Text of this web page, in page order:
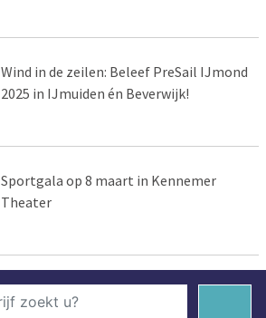
Wind in de zeilen: Beleef PreSail IJmond
2025 in IJmuiden én Beverwijk!
Sportgala op 8 maart in Kennemer
Theater